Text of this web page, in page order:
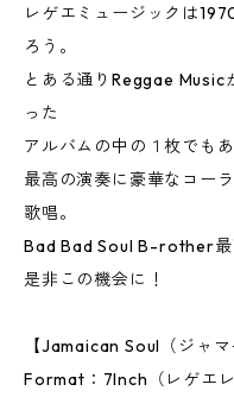
レゲエミュージックは
ろう。
とある通りReggae Music
った
アルバムの中の１枚でも
最高の演奏に豪華なコー
歌唱。
Bad Bad Soul B-rother最
是非この機会に！
【Jamaican Soul（ジャ
Format：7Inch（レゲエレ